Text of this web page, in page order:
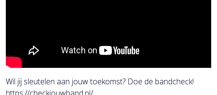
Wil jij sleutelen aan jouw toekomst? Doe de bandcheck!
https://checkjouwband.nl/